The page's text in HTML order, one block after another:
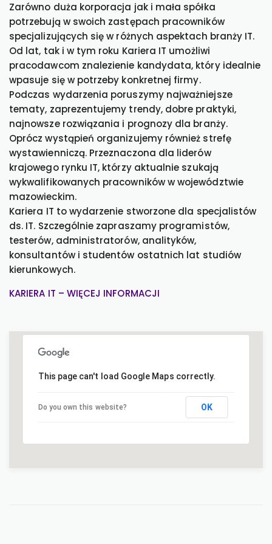
Zarówno duża korporacja jak i mała spółka
potrzebują w swoich zastępach pracowników
specjalizujących się w różnych aspektach branży IT.
Od lat, tak i w tym roku Kariera IT umożliwi
pracodawcom znalezienie kandydata, który idealnie
wpasuje się w potrzeby konkretnej firmy.
Podczas wydarzenia poruszymy najważniejsze
tematy, zaprezentujemy trendy, dobre praktyki,
najnowsze rozwiązania i prognozy dla branży.
Oprócz wystąpień organizujemy również strefę
wystawienniczą. Przeznaczona dla liderów
krajowego rynku IT, którzy aktualnie szukają
wykwalifikowanych pracowników w województwie
mazowieckim.
Kariera IT to wydarzenie stworzone dla specjalistów
ds. IT. Szczególnie zapraszamy programistów,
testerów, administratorów, analityków,
konsultantów i studentów ostatnich lat studiów
kierunkowych.
KARIERA IT – WIĘCEJ INFORMACJI
This page can't load Google Maps correctly.
Do you own this website? OK